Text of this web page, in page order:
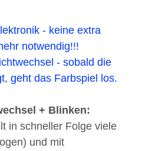
- keine extra
notwendig!!!
- sobald die
geht das Farbspiel los.
+ Blinken:
in schneller Folge viele
und mit